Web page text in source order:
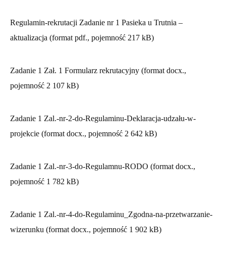
Regulamin-rekrutacji Zadanie nr 1 Pasieka u Trutnia –
aktualizacja (format pdf., pojemność 217 kB)
Zadanie 1 Zał. 1 Formularz rekrutacyjny (format docx.,
pojemność 2 107 kB)
Zadanie 1 Zal.-nr-2-do-Regulaminu-Deklaracja-udzału-w-
projekcie (format docx., pojemność 2 642 kB)
Zadanie 1 Zal.-nr-3-do-Regulamnu-RODO (format docx.,
pojemność 1 782 kB)
Zadanie 1 Zal.-nr-4-do-Regulaminu_Zgodna-na-przetwarzanie-
wizerunku (format docx., pojemność 1 902 kB)